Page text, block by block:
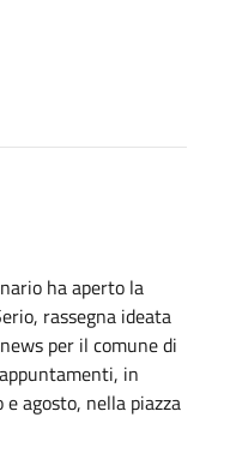
ha aperto la
rassegna ideata
per il comune di
in
agosto, nella piazza